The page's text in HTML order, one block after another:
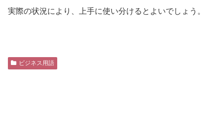
実際の状況により、上手に使い分けるとよいでしょう。
ビジネス用語